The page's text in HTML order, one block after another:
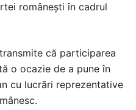
românești în cadrul
că participarea
o ocazie de a pune în
cu lucrări reprezentative